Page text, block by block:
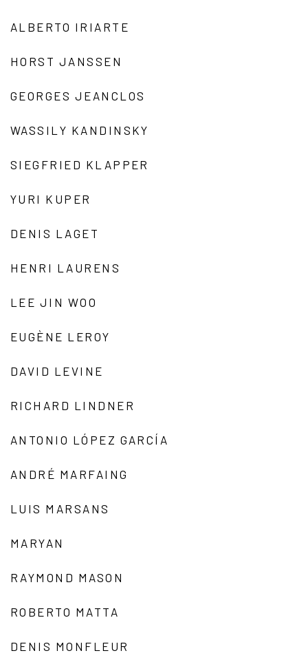
ALBERTO IRIARTE
HORST JANSSEN
GEORGES JEANCLOS
WASSILY KANDINSKY
SIEGFRIED KLAPPER
YURI KUPER
DENIS LAGET
HENRI LAURENS
LEE JIN WOO
EUGÈNE LEROY
DAVID LEVINE
RICHARD LINDNER
ANTONIO LÓPEZ GARCÍA
ANDRÉ MARFAING
LUIS MARSANS
MARYAN
RAYMOND MASON
ROBERTO MATTA
DENIS MONFLEUR